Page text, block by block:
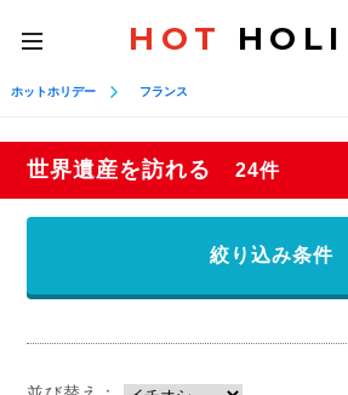
toggle
navigation
HOT
ホットホリデー フランス
世界遺産を訪れる 24件
絞り込み条件